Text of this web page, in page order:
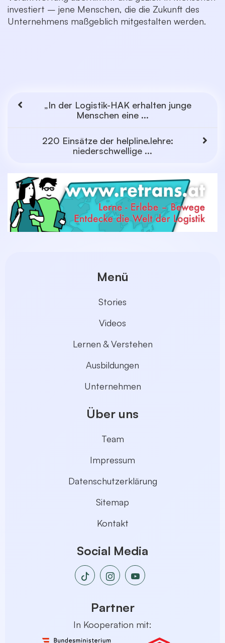
investiert – jene Menschen, die die Zukunft des
Unternehmens maßgeblich mitgestalten werden.
„In der Logistik-HAK erhalten junge
Menschen eine ...
220 Einsätze der helpline.lehre:
niederschwellige ...
Menü
Stories
Videos
Lernen & Verstehen
Ausbildungen
Unternehmen
Über uns
Team
Impressum
Datenschutzerklärung
Sitemap
Kontakt
Social Media
Partner
In Kooperation mit: